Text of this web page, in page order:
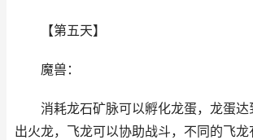
【第五天】
魔兽：
消耗龙石矿脉可以孵化龙蛋，龙蛋
出火龙，飞龙可以协助战斗，不同的飞